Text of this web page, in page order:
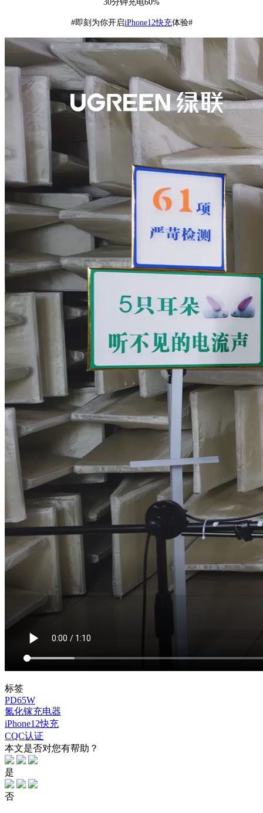
30分钟充电60%
#即刻为你开启iPhone12快充体验#
标签
PD65W
氮化镓充电器
iPhone12快充
CQC认证
本文是否对您有帮助？
是
否